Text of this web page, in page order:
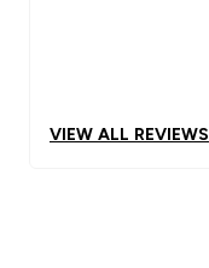
VIEW ALL REVIEWS